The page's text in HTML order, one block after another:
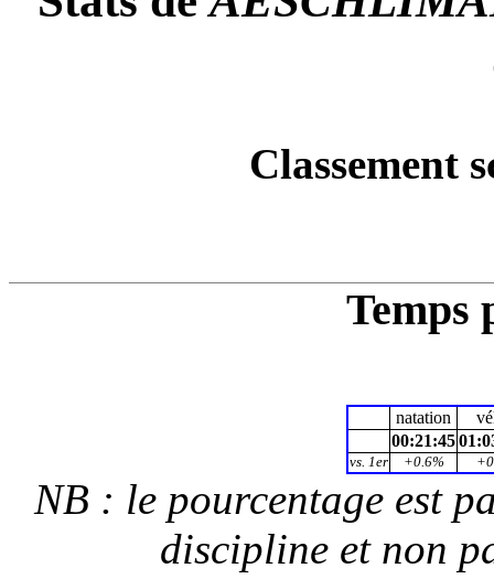
Classement
Temps
natation
00:21:45
vs. 1er +0.6%
NB : le pourcentage est
discipline et non